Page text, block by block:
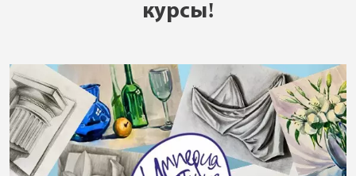
курсы!